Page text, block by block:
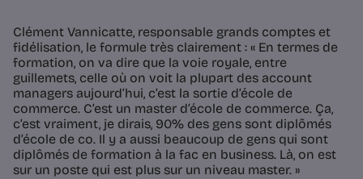
Clément Vannicatte, responsable grands comptes et
fidélisation, le formule très clairement : « En termes de
formation, on va dire que la voie royale, entre
guillemets, celle où on voit la plupart des account
managers aujourd’hui, c’est la sortie d’école de
commerce. C’est un master d’école de commerce. Ça,
c’est vraiment, je dirais, 90% des gens sont diplômés
d’école de co. Il y a aussi beaucoup de gens qui sont
diplômés de formation à la fac en business. Là, on est
sur un poste qui est plus sur un niveau master. »